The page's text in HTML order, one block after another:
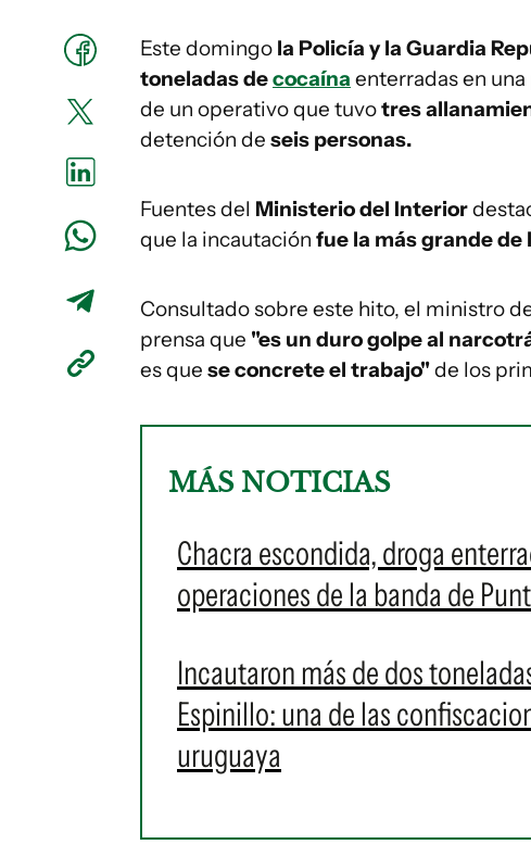
Este domingo la Policía y la Guardia
toneladas decocaína enterradas en
de un operativo que tuvotres
detención de seis personas.
Fuentes del Ministerio del Interior
que la incautación fue la más grande de
Consultado sobre este hito, el ministro
prensa que "es un duro golpe al
es que se concrete el trabajo"de los
MÁS NOTICIAS
Chacra escondida, droga
operaciones de la banda de
Incautaron más de dos
Espinillo: una de las
uruguaya